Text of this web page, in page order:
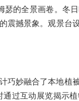
的全景画卷。冬
震撼景象。观景台
巧妙融合了本地植
过互动展览揭示